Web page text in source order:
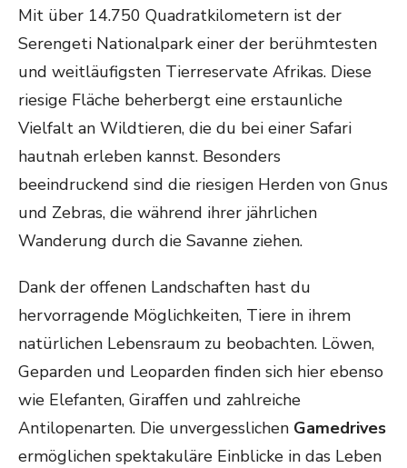
Mit über 14.750 Quadratkilometern ist der
Serengeti Nationalpark einer der berühmtesten
und weitläufigsten Tierreservate Afrikas. Diese
riesige Fläche beherbergt eine erstaunliche
Vielfalt an Wildtieren, die du bei einer Safari
hautnah erleben kannst. Besonders
beeindruckend sind die riesigen Herden von Gnus
und Zebras, die während ihrer jährlichen
Wanderung durch die Savanne ziehen.
Dank der offenen Landschaften hast du
hervorragende Möglichkeiten, Tiere in ihrem
natürlichen Lebensraum zu beobachten. Löwen,
Geparden und Leoparden finden sich hier ebenso
wie Elefanten, Giraffen und zahlreiche
Antilopenarten. Die unvergesslichen Gamedrives
ermöglichen spektakuläre Einblicke in das Leben